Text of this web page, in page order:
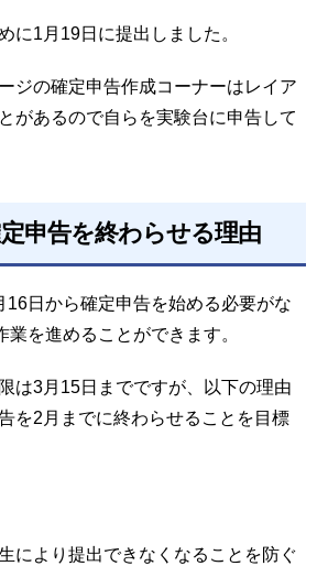
に1月19日に提出しました。
ジの確定申告作成コーナーはレイア
があるので自らを実験台に申告して
申告を終わらせる理由
16日から確定申告を始める必要がな
業を進めることができます。
は3月15日までですが、以下の理由
を2月までに終わらせることを目標
により提出できなくなることを防ぐ